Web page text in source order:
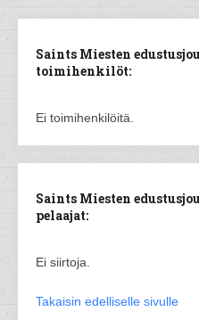
Saints Miesten
toimihenkilöt:
Ei toimihenkilöitä.
Saints Miesten
pelaajat:
Ei siirtoja.
Takaisin edelliselle sivulle